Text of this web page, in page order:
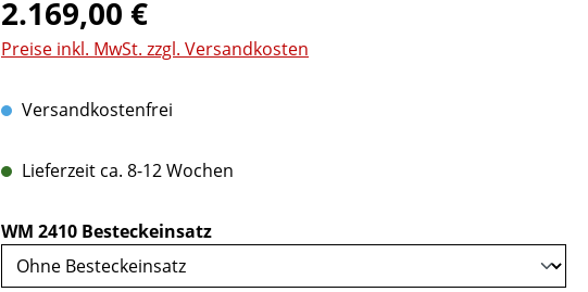
2.169,00 €
Preise inkl. MwSt. zzgl. Versandkosten
Versandkostenfrei
Lieferzeit ca. 8-12 Wochen
WM 2410 Besteckeinsatzauswählen